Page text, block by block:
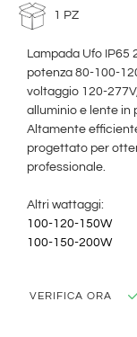
1 PZ
Lampada Ufo IP65
potenza 80-100-
voltaggio 120-
alluminio e lente in
Altamente
progettato per
professionale.
Altri wattaggi:
100-120-150W
100-150-200W
VERIFICA ORA